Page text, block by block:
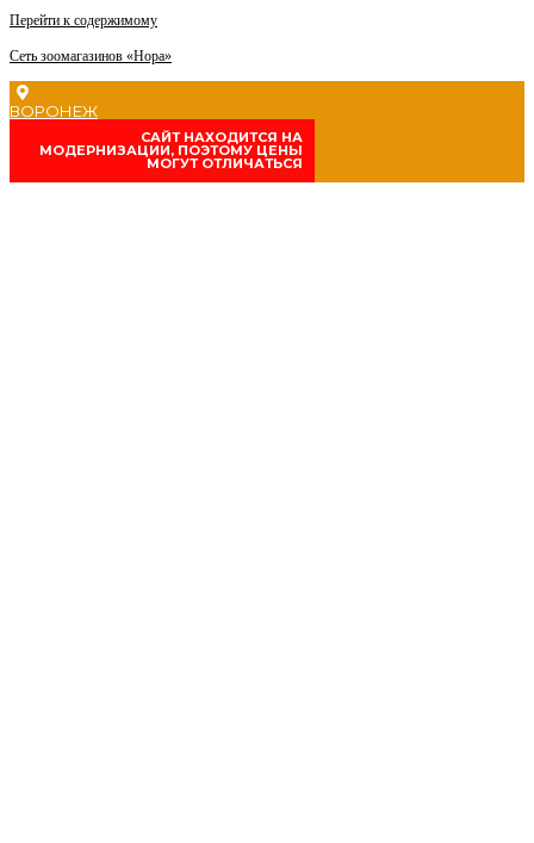
Перейти к содержимому
Сеть зоомагазинов «Нора»
ВОРОНЕЖ
CАЙТ НАХОДИТСЯ НА
МОДЕРНИЗАЦИИ, ПОЭТОМУ ЦЕНЫ
МОГУТ ОТЛИЧАТЬСЯ